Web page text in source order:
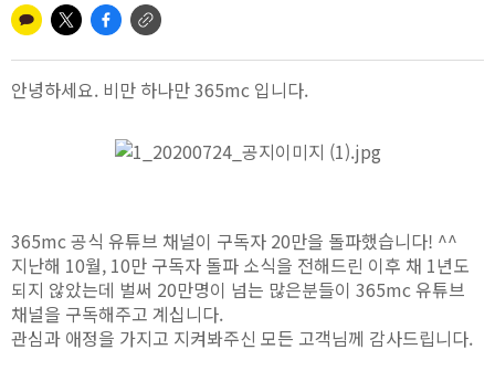
안녕하세요. 비만 하나만 365mc 입니다.
365mc 공식 유튜브 채널이 구독자 20만을 돌파했습니다! ^^
지난해 10월, 10만 구독자 돌파 소식을 전해드린 이후 채 1년도
되지 않았는데 벌써 20만명이 넘는 많은분들이 365mc 유튜브
채널을 구독해주고 계십니다.
관심과 애정을 가지고 지켜봐주신 모든 고객님께 감사드립니다.